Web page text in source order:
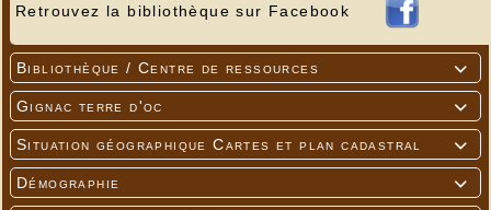
Retrouvez la bibliothèque sur Facebook

Bibliothèque / Centre de ressources

Gignac terre d'oc

Situation géographique Cartes et plan cadastral

Démographie